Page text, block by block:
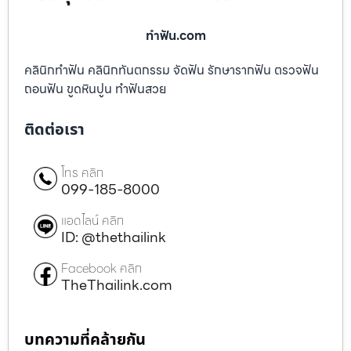
ทําฟัน.com
คลินิกทำฟัน คลินิกทันตกรรม จัดฟัน รักษารากฟัน ตรวจฟัน
ถอนฟัน ขูดหินปูน ทำฟันสวย
ติดต่อเรา
โทร คลิก
099-185-8000
แอดไลน์ คลิก
ID: @thethailink
Facebook คลิก
TheThailink.com
บทความที่คล้ายกัน